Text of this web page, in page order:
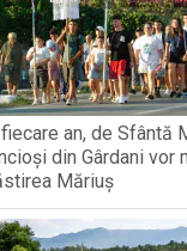
an, de Sfântă
din Gârdani vor
Măriuș